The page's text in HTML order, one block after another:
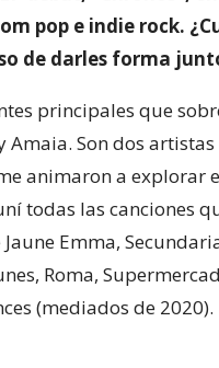
pop e indie rock.
de darles forma
principales que
Amaia. Son dos
animaron a explorar
todas las canciones
Emma,
Roma,
(mediados de 2020).